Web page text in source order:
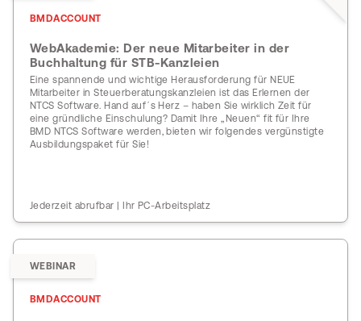
BMDACCOUNT
WebAkademie: Der neue Mitarbeiter in der
Buchhaltung für STB-Kanzleien
Eine spannende und wichtige Herausforderung für NEUE
Mitarbeiter in Steuerberatungskanzleien ist das Erlernen der
NTCS Software. Hand auf´s Herz – haben Sie wirklich Zeit für
eine gründliche Einschulung? Damit Ihre „Neuen“ fit für Ihre
BMD NTCS Software werden, bieten wir folgendes vergünstigte
Ausbildungspaket für Sie!
Jederzeit abrufbar | Ihr PC-Arbeitsplatz
WEBINAR
BMDACCOUNT